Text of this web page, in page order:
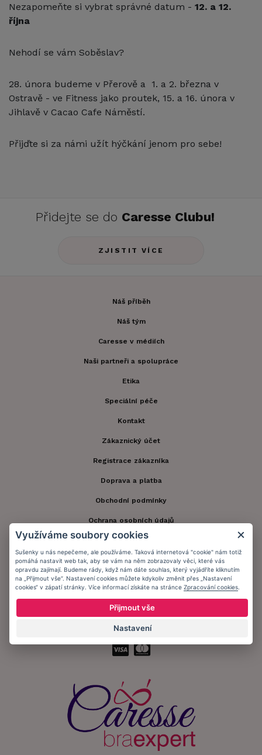
Nezapomeňte si vybrat správné datum - 12. a 12.
října
Nehodí se vám Soběslav?
28. února budeme v Přerově a 1. a 2. března v
Ostravě - ve Fitness jako proutek, 15. a 16. února v
Jihlavě v Cacao Cafe Náměstí.
Přijďte si za námi užít hýčkání jenom pro sebe!
Přidejte se do Caresse Clubu!
ZJISTIT VÍCE
Náš příběh
Náš tým
Caresse v médiích
Naši partneři a spolupráce
Etika
Speciální péče
Kontakt
Zákaznický účet
Registrace zákazníka
Doprava a platba
Obchodní podmínky
Ochrana osobních údajů
Informační memorandum
Zůstaňte s námi v kontaktu.
Přijímáme platby:
Využíváme soubory cookies
Sušenky u nás nepečeme, ale používáme. Taková internetová "cookie" nám totiž
pomáhá nastavit web tak, aby se vám na něm zobrazovaly věci, které vás
opravdu zajímají. Budeme rády, když nám dáte souhlas, který vyjádříte kliknutím
na „Přijmout vše“. Nastavení cookies můžete kdykoliv změnit přes „Nastavení
cookies“ v zápatí stránky. Více informací získáte na stránce Zpracování cookies
Přijmout vše
Nastavení